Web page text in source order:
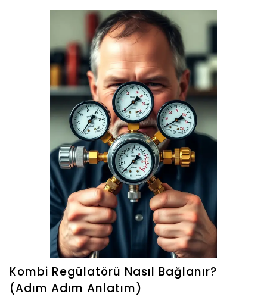
Kombi Regülatörü Nasıl Bağlanır?
(Adım Adım Anlatım)